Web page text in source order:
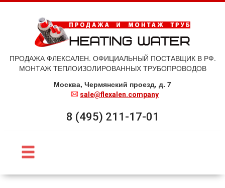
ПРОДАЖА ФЛЕКСАЛЕН. ОФИЦИАЛЬНЫЙ ПОСТАВЩИК В РФ.
МОНТАЖ ТЕПЛОИЗОЛИРОВАННЫХ ТРУБОПРОВОДОВ
Москва, Чермянский проезд, д. 7
sale@flexalen.company
8 (495) 211-17-01